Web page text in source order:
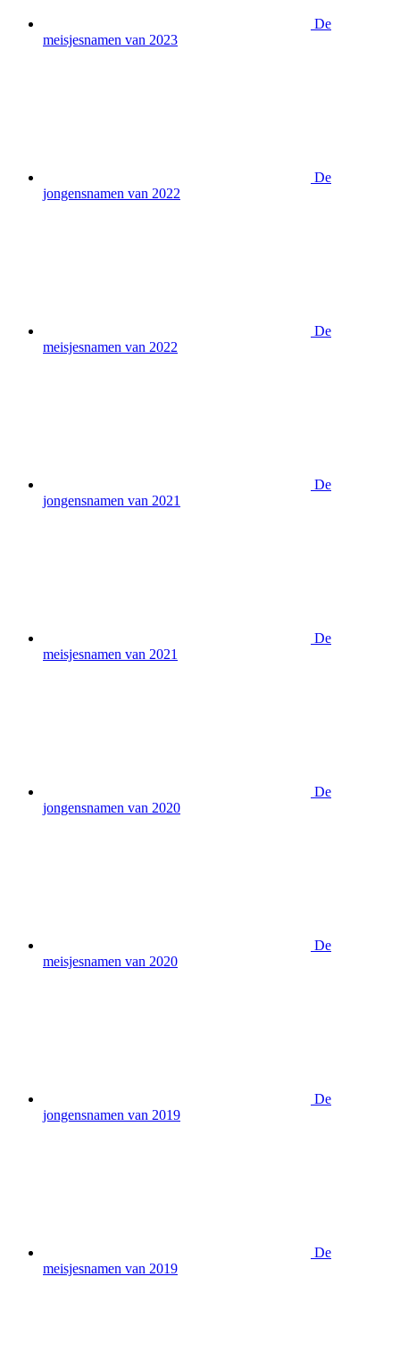
De
meisjesnamen van 2023
De
jongensnamen van 2022
De
meisjesnamen van 2022
De
jongensnamen van 2021
De
meisjesnamen van 2021
De
jongensnamen van 2020
De
meisjesnamen van 2020
De
jongensnamen van 2019
De
meisjesnamen van 2019